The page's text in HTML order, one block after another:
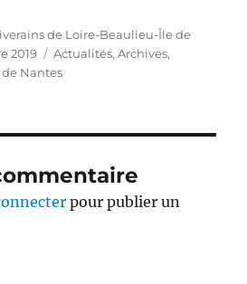
de Loire-Beaulieu-Île de
2019 Catégories
Actualités,Archives,
Nantes
pour publier un